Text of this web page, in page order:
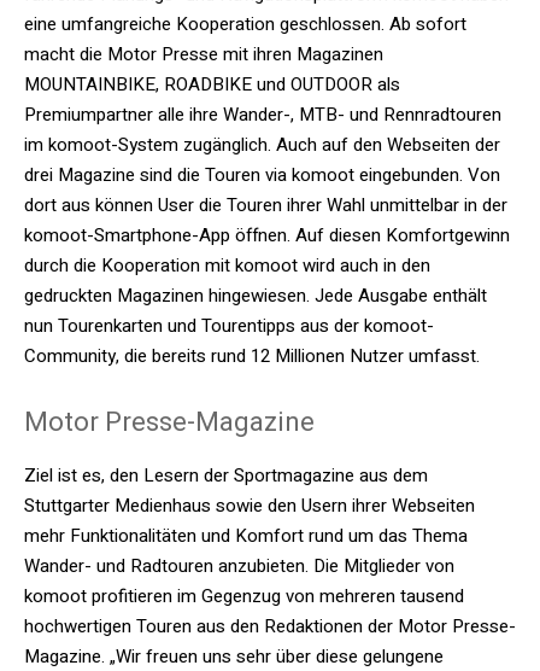
eine umfangreiche Kooperation geschlossen. Ab sofort
macht die Motor Presse mit ihren Magazinen
MOUNTAINBIKE, ROADBIKE und OUTDOOR als
Premiumpartner alle ihre Wander-, MTB- und Rennradtouren
im komoot-System zugänglich. Auch auf den Webseiten der
drei Magazine sind die Touren via komoot eingebunden. Von
dort aus können User die Touren ihrer Wahl unmittelbar in der
komoot-Smartphone-App öffnen. Auf diesen Komfortgewinn
durch die Kooperation mit komoot wird auch in den
gedruckten Magazinen hingewiesen. Jede Ausgabe enthält
nun Tourenkarten und Tourentipps aus der komoot-
Community, die bereits rund 12 Millionen Nutzer umfasst.
Motor Presse-Magazine
Ziel ist es, den Lesern der Sportmagazine aus dem
Stuttgarter Medienhaus sowie den Usern ihrer Webseiten
mehr Funktionalitäten und Komfort rund um das Thema
Wander- und Radtouren anzubieten. Die Mitglieder von
komoot profitieren im Gegenzug von mehreren tausend
hochwertigen Touren aus den Redaktionen der Motor Presse-
Magazine. „Wir freuen uns sehr über diese gelungene